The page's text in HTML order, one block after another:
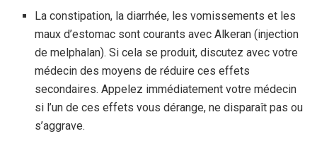
La constipation, la diarrhée, les vomissements et les
maux d’estomac sont courants avec Alkeran (injection
de melphalan). Si cela se produit, discutez avec votre
médecin des moyens de réduire ces effets
secondaires. Appelez immédiatement votre médecin
si l’un de ces effets vous dérange, ne disparaît pas ou
s’aggrave.